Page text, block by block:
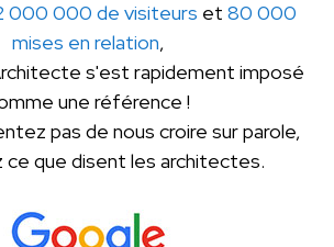
000 000 de visiteurs et 80 000
mises en relation,
s'est rapidement imposé
une référence !
pas de nous croire sur parole,
ce que disent les architectes.